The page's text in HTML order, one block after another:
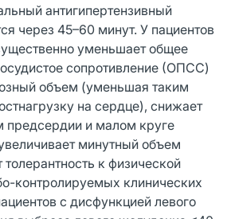
антигипертензивный
через 45–60 минут. У пациентов
уменьшает общее
сопротивление (ОПСС)
объем (уменьшая таким
на сердце), снижает
предсердии и малом круге
минутный объем
к физической
контролируемых клинических
с дисфункцией левого